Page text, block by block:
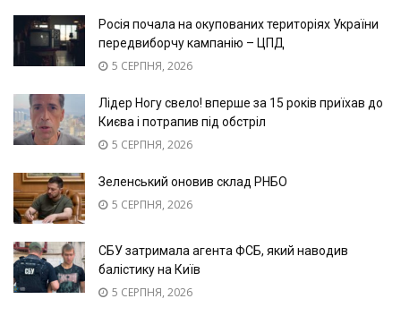
Росія почала на окупованих територіях України
передвиборчу кампанію – ЦПД
5 СЕРПНЯ, 2026
Лідер Ногу свело! вперше за 15 років приїхав до
Києва і потрапив під обстріл
5 СЕРПНЯ, 2026
Зеленський оновив склад РНБО
5 СЕРПНЯ, 2026
СБУ затримала агента ФСБ, який наводив
балістику на Київ
5 СЕРПНЯ, 2026